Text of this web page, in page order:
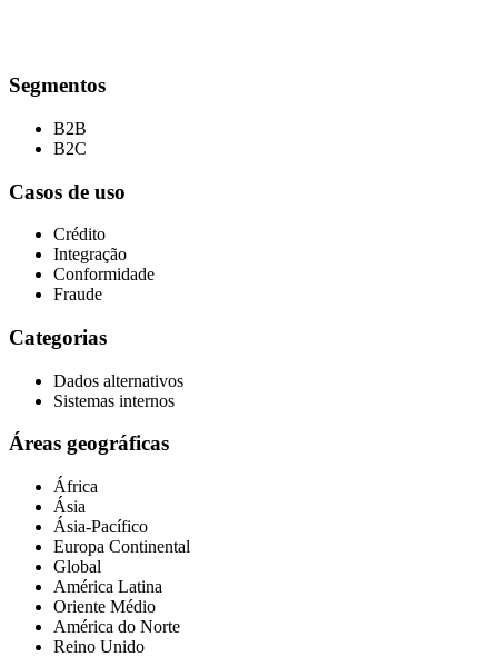
Segmentos
B2B
B2C
Casos de uso
Crédito
Integração
Conformidade
Fraude
Categorias
Dados alternativos
Sistemas internos
Áreas geográficas
África
Ásia
Ásia-Pacífico
Europa Continental
Global
América Latina
Oriente Médio
América do Norte
Reino Unido